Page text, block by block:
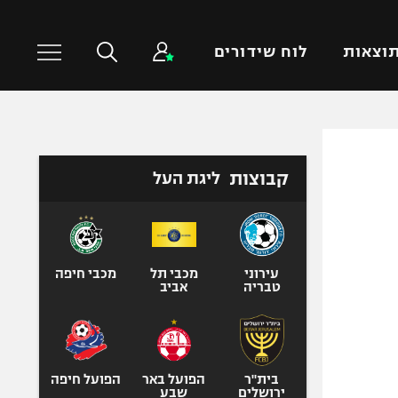
תוצאות לוח שידורים
טניס
כדורעף
ספורט אולימפי
קבוצות ליגת העל
עירוני
טבריה
מכבי תל
אביב
מכבי חיפה
בית"ר
ירושלים
הפועל באר
שבע
הפועל חיפה